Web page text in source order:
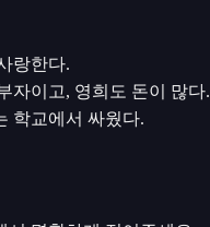
랑한다.
자이고, 영희도 돈이 많다.
학교에서 싸웠다.